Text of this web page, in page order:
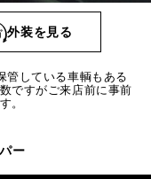
9,500
14 回
外装を見る
管している車輌もある
ですがご来店前に事前
。
ー